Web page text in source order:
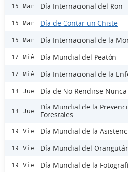
16 Mar Día Internacional del Ron
16 Mar Día de Contar un Chiste
16 Mar Día Internacional de la
17 Mié Día Mundial del Peatón
17 Mié Día Internacional de la
18 Jue Día de No Rendirse Nunca
18 Jue
Día Mundial de la
Forestales
19 Vie Día Mundial de la
19 Vie Día Mundial del
19 Vie Día Mundial de la